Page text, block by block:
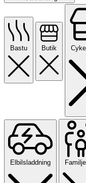
Bastu Butik
Elbilsladdning